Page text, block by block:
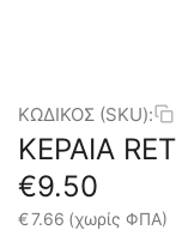
ΚΩΔΙΚΟΣ (SKU):
ΚΕΡΑΙΑ
€9.50
€7.66 (χωρίς ΦΠΑ)